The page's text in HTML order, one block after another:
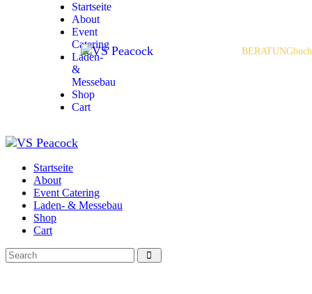
Startseite
About
Event
Catering
Laden-
&
Messebau
Shop
Cart
BERATUNG
Startseite
About
Event Catering
Laden- & Messebau
Shop
Cart